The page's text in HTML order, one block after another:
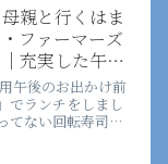
ュースポットもご紹
親と行くはま
ファーマーズ
充実した午後
午後のお出かけ前
でランチをしまし
てない回転寿司）